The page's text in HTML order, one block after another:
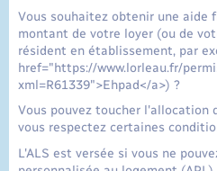
Vous souhaitez obtenir une aide
montant de votre loyer (ou de
résident en établissement, par
href="https://www.lorleau.fr/
xml=R61339">Ehpad</a>) ?
Vous pouvez toucher l'allocation
vous respectez certaines
L'ALS est versée si vous ne